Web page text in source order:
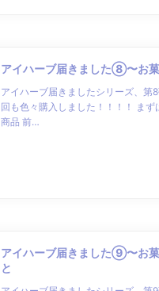
アイハーブ届きました⑧〜お
アイハーブ届きましたシリーズ、第
回も色々購入しました！！！！ ま
商品 前…
アイハーブ届きました⑨〜お
と